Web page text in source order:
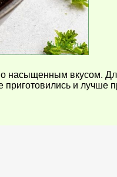
насыщенным вкусом.
и лучше